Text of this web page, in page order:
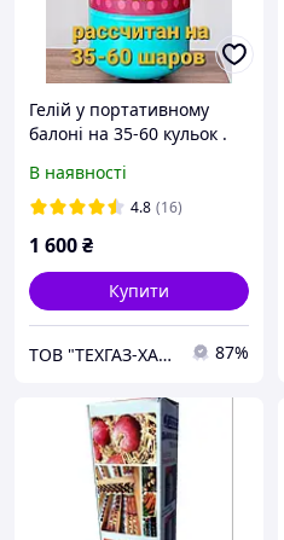
Гелій у портативному
балоні на 35-60 кульок .
. Портативний балон з
гелієм .
В наявності
4.8 (16)
1 600₴
Купити
ТОВ "ТЕХГАЗ-ХАРКІВ" 87%